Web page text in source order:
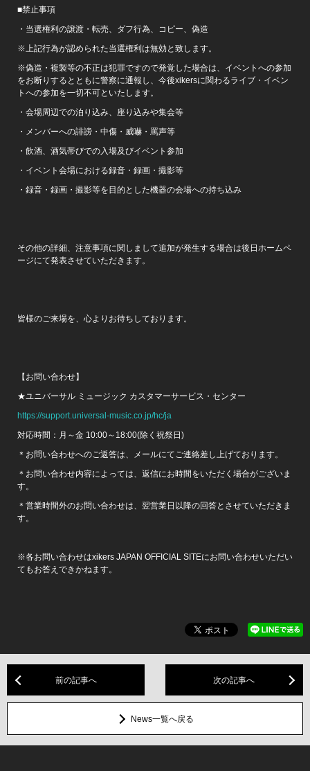
■禁止事項
・当選権利の譲渡・転売、ダフ行為、コピー、偽造
※上記行為が認められた当選権利は無効と致します。
※偽造・複製等の不正は犯罪ですので発覚した場合は、イベントへの参加
をお断りするとともに警察に通報し、今後xikersに関わるライブ・イベン
トへの参加を一切不可といたします。
・会場周辺での泊り込み、座り込みや集会等
・メンバーへの誹謗・中傷・威嚇・罵声等
・飲酒、酒気帯びでの入場及びイベント参加
・イベント会場における録音・録画・撮影等
・録音・録画・撮影等を目的とした機器の会場への持ち込み
その他の詳細、注意事項に関しまして追加が発生する場合は後日ホームペ
ージにて発表させていただきます。
皆様のご来場を、心よりお待ちしております。
【お問い合わせ】
★ユニバーサル ミュージック カスタマーサービス・センター
https://support.universal-music.co.jp/hc/ja
対応時間：月～金 10:00～18:00(除く祝祭日)
＊お問い合わせへのご返答は、メールにてご連絡差し上げております。
＊お問い合わせ内容によっては、返信にお時間をいただく場合がございま
す。
＊営業時間外のお問い合わせは、翌営業日以降の回答とさせていただきま
す。
※各お問い合わせはxikers JAPAN OFFICIAL SITEにお問い合わせいただい
てもお答えできかねます。
前の記事へ 次の記事へ
News一覧へ戻る